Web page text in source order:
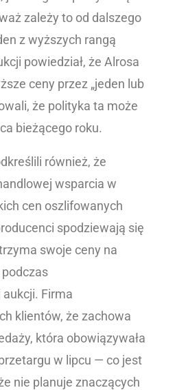
zależy to od dalszego
z wyższych rangą
powiedział, że Alrosa
ceny przez „jeden lub
że polityka ta może
bieżącego roku.
również, że
wsparcia w
cen oszlifowanych
spodziewają się
swoje ceny na
Firma
klientów, że zachowa
która obowiązywała
w lipcu — co jest
nie planuje znaczących